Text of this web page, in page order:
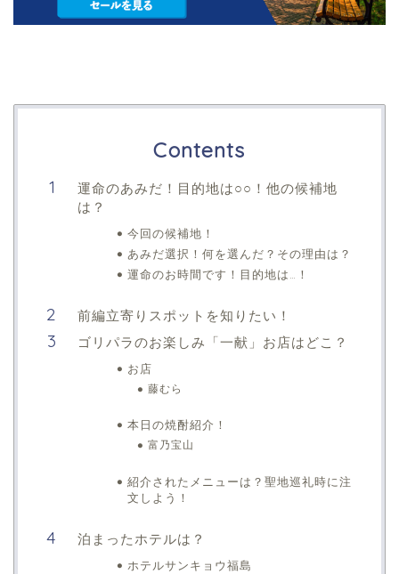
Contents
運命のあみだ！目的地は○○！他の候補地
は？
今回の候補地！
あみだ選択！何を選んだ？その理由は？
運命のお時間です！目的地は…！
前編立寄りスポットを知りたい！
ゴリパラのお楽しみ「一献」お店はどこ？
お店
藤むら
本日の焼酎紹介！
富乃宝山
紹介されたメニューは？聖地巡礼時に注
文しよう！
泊まったホテルは？
ホテルサンキョウ福島